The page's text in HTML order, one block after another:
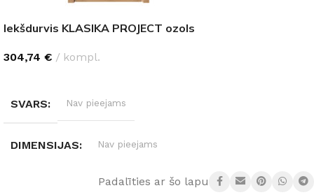
Iekšdurvis KLASIKA PROJECT ozols
304,74 € kompl.
SVARS Nav pieejams
DIMENSIJAS Nav pieejams
DURVJU VĒRŠANĀS PUSE Kreisā ,Labā
Padalīties ar šo lapu: